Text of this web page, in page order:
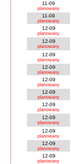
11-09
planowany
11-09
planowany
12-09
planowany
12-09
planowany
12-09
planowany
12-09
planowany
12-09
planowany
12-09
planowany
12-09
planowany
12-09
planowany
12-09
planowany
12-09
planowany
12-09
planowany